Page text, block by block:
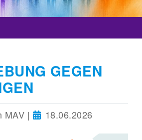
GEGEN
MAV | 18.06.2026